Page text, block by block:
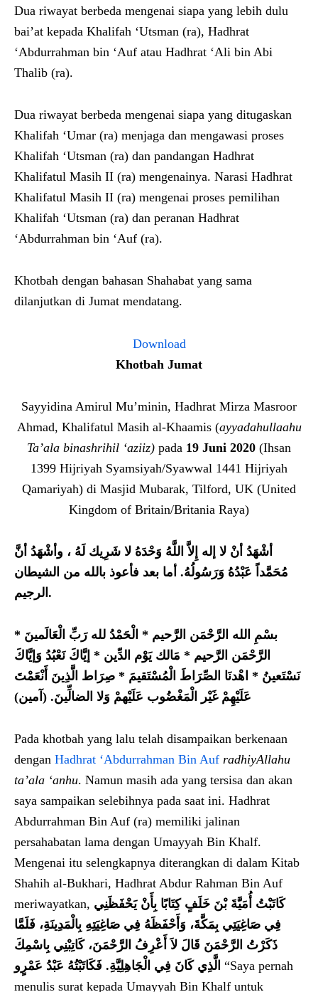
Dua riwayat berbeda mengenai siapa yang lebih dulu
bai’at kepada Khalifah ‘Utsman (ra), Hadhrat
‘Abdurrahman bin ‘Auf atau Hadhrat ‘Ali bin Abi
Thalib (ra).
Dua riwayat berbeda mengenai siapa yang ditugaskan
Khalifah ‘Umar (ra) menjaga dan mengawasi proses
Khalifah ‘Utsman (ra) dan pandangan Hadhrat
Khalifatul Masih II (ra) mengenainya. Narasi Hadhrat
Khalifatul Masih II (ra) mengenai proses pemilihan
Khalifah ‘Utsman (ra) dan peranan Hadhrat
‘Abdurrahman bin ‘Auf (ra).
Khotbah dengan bahasan Shahabat yang sama
dilanjutkan di Jumat mendatang.
Download
Khotbah Jumat
Sayyidina Amirul Mu’minin, Hadhrat Mirza Masroor
Ahmad, Khalifatul Masih al-Khaamis (ayyadahullaahu
Ta’ala binashrihil ‘aziiz) pada 19 Juni 2020 (Ihsan
1399 Hijriyah Syamsiyah/Syawwal 1441 Hijriyah
Qamariyah) di Masjid Mubarak, Tilford, UK (United
Kingdom of Britain/Britania Raya)
أشْهَدُ أنْ لا إله إِلاَّ اللَّهُ وَحْدَهُ لا شَرِيك لَهُ ، وأشْهَدُ أنَّ
مُحَمَّداً عَبْدُهُ وَرَسُولُهُ. أما بعد فأعوذ بالله من الشيطان
الرجيم.
بسْمِ الله الرَّحْمَن الرَّحيم * الْحَمْدُ لله رَبِّ الْعَالَمينَ *
الرَّحْمَن الرَّحيم * مَالك يَوْم الدِّين * إيَّاكَ نَعْبُدُ وَإيَّاكَ
نَسْتَعينُ * اهْدنَا الصِّرَاطَ الْمُسْتَقيمَ * صِرَاط الَّذِينَ أَنْعَمْتَ
عَلَيْهِمْ غَيْر الْمَغْضُوب عَلَيْهمْ وَلا الضالِّينَ. (آمين)
Pada khotbah yang lalu telah disampaikan berkenaan
dengan Hadhrat ‘Abdurrahman Bin Auf radhiyAllahu
ta’ala ‘anhu. Namun masih ada yang tersisa dan akan
saya sampaikan selebihnya pada saat ini. Hadhrat
Abdurrahman Bin Auf (ra) memiliki jalinan
persahabatan lama dengan Umayyah Bin Khalf.
Mengenai itu selengkapnya diterangkan di dalam Kitab
Shahih al-Bukhari, Hadhrat Abdur Rahman Bin Auf
meriwayatkan, كَاتَبْتُ أُمَيَّةَ بْنَ خَلَفٍ كِتَابًا بِأَنْ يَحْفَظَنِي
فِي صَاغِيَتِي بِمَكَّةَ، وَأَحْفَظَهُ فِي صَاغِيَتِهِ بِالْمَدِينَةِ، فَلَمَّا
ذَكَرْتُ الرَّحْمَنَ قَالَ لاَ أَعْرِفُ الرَّحْمَنَ، كَاتِبْنِي بِاسْمِكَ
الَّذِي كَانَ فِي الْجَاهِلِيَّةِ‏.‏ فَكَاتَبْتُهُ عَبْدُ عَمْرٍو “Saya pernah
menulis surat kepada Umayyah Bin Khalf untuk